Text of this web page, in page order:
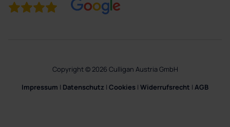
Copyright © 2026 Culligan Austria GmbH
Impressum | Datenschutz | Cookies | Widerrufsrecht | AGB